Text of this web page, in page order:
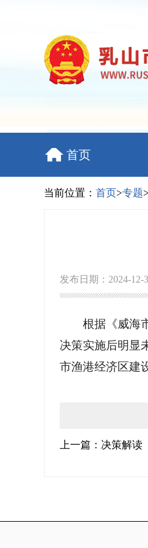
首页
当前位置： 首页>专题>
发布日期：2024-12-
根据《威海
决策实施后明显
市渔港经济区建
上一篇：决策解读